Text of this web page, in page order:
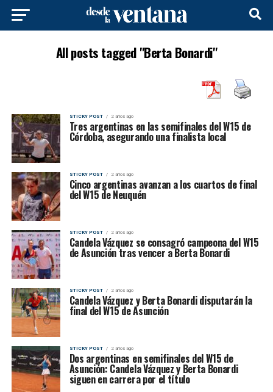
All posts tagged "Berta Bonardi"
STICKY POST 2 años ago
Tres argentinas en las semifinales del W15 de
Córdoba, asegurando una finalista local
STICKY POST 2 años ago
Cinco argentinas avanzan a los cuartos de final
del W15 de Neuquén
STICKY POST 2 años ago
Candela Vázquez se consagró campeona del W15
de Asunción tras vencer a Berta Bonardi
STICKY POST 2 años ago
Candela Vázquez y Berta Bonardi disputarán la
final del W15 de Asunción
STICKY POST 2 años ago
Dos argentinas en semifinales del W15 de
Asunción: Candela Vázquez y Berta Bonardi
siguen en carrera por el título